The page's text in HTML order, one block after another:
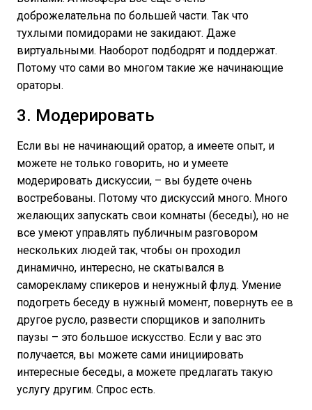
доброжелательна по большей части. Так что
тухлыми помидорами не закидают. Даже
виртуальными. Наоборот подбодрят и поддержат.
Потому что сами во многом такие же начинающие
ораторы.
3. Модерировать
Если вы не начинающий оратор, а имеете опыт, и
можете не только говорить, но и умеете
модерировать дискуссии, – вы будете очень
востребованы. Потому что дискуссий много. Много
желающих запускать свои комнаты (беседы), но не
все умеют управлять публичным разговором
нескольких людей так, чтобы он проходил
динамично, интересно, не скатывался в
саморекламу спикеров и ненужный флуд. Умение
подогреть беседу в нужный момент, повернуть ее в
другое русло, развести спорщиков и заполнить
паузы – это большое искусство. Если у вас это
получается, вы можете сами инициировать
интересные беседы, а можете предлагать такую
услугу другим. Спрос есть.